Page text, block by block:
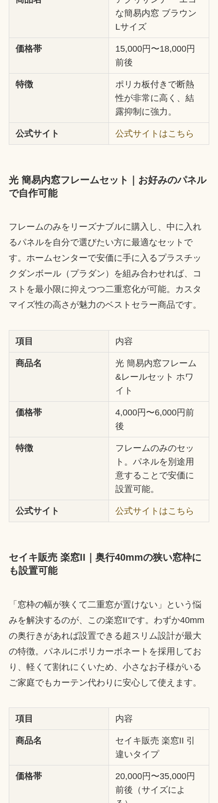
な簡易内窓 ブラウン
Lサイズ
価格帯
15,000円〜18,000円
前後
特徴
ポリカ板付きで断熱
性が非常に高く、結
露抑制に強力。
公式サイト 公式サイトはこちら
光 簡易内窓フレームセット｜お好みのパネル
で自作可能
フレームのみをリーズナブルに購入し、中に入れ
るパネルを自分で選びたい方に最適なセットで
す。ホームセンターで安価に手に入るプラスチッ
クダンボール（プラダン）を組み合わせれば、コ
ストを最小限に抑えつつ二重窓化が可能。カスタ
マイズ性の高さが魅力のベストセラー商品です。
項目 内容
商品名
光 簡易内窓フレーム
&レールセット ホワ
イト
価格帯
4,000円〜6,000円前
後
特徴
フレームのみのセッ
ト。パネルを別途用
意することで安価に
設置可能。
公式サイト 公式サイトはこちら
セイキ販売 楽窓II｜奥行40mmの狭い窓枠に
も設置可能
「窓枠の幅が狭くて二重窓が置けない」という悩
みを解決するのが、この楽窓IIです。わずか40mm
の奥行きがあれば設置できる超スリム設計が最大
の特徴。パネルにポリカーボネートを採用してお
り、軽くて割れにくいため、小さなお子様がいる
ご家庭でもカーテン代わりに安心して使えます。
項目 内容
商品名
セイキ販売 楽窓II 引
違いタイプ
価格帯
20,000円〜35,000円
前後（サイズによ